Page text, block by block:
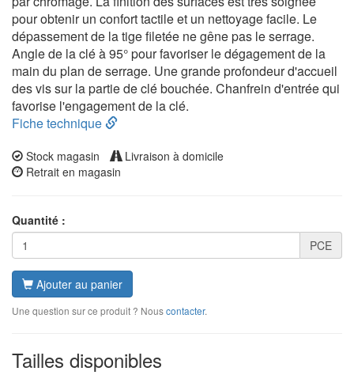
pour obtenir un confort tactile et un nettoyage facile. Le
dépassement de la tige filetée ne gêne pas le serrage.
Angle de la clé à 95° pour favoriser le dégagement de la
main du plan de serrage. Une grande profondeur d'accueil
des vis sur la partie de clé bouchée. Chanfrein d'entrée qui
favorise l'engagement de la clé.
Fiche technique
Stock magasin
Livraison à domicile
Retrait en magasin
Quantité :
PCE
Ajouter au panier
Une question sur ce produit ? Nouscontacter.
Tailles disponibles